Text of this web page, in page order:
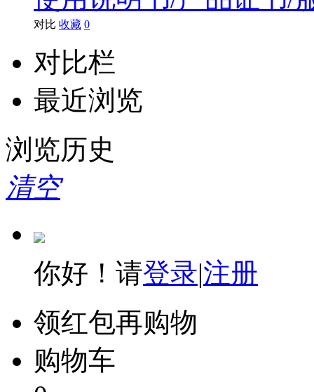
对比 收藏 0
对比栏
最近浏览
浏览历史
清空
你好！请登录|注册
领红包再购物
购物车